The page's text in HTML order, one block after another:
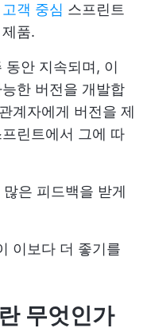
고객 중심 스프린트
품.
안 지속되며, 이
한 버전을 개발합
계자에게 버전을 제
린트에서 그에 따
은 피드백을 받게
이보다 더 좋기를
무엇인가